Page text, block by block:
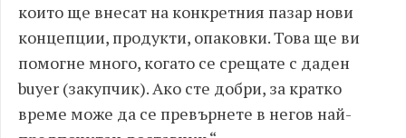
които ще внесат на конкретния пазар нови
концепции, продукти, опаковки. Това ще ви
помогне много, когато се срещате с даден
buyer (закупчик). Ако сте добри, за кратко
време може да се превърнете в негов най-